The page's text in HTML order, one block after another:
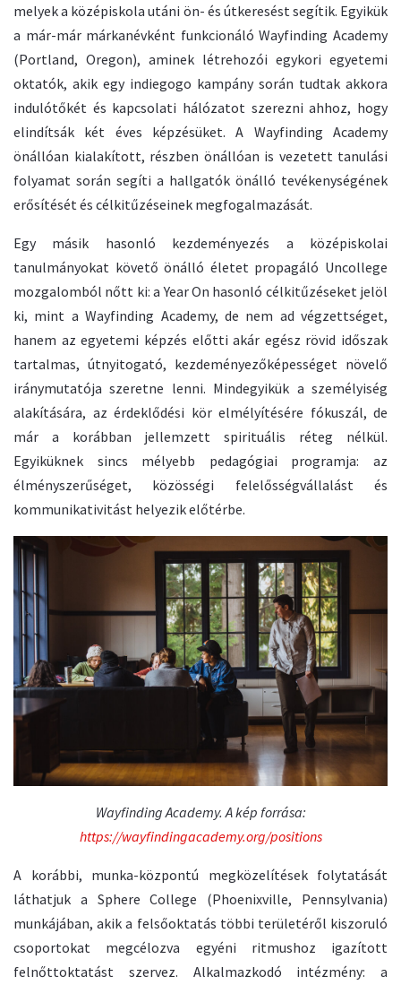
melyek a középiskola utáni ön- és útkeresést segítik. Egyikük
a már-már márkanévként funkcionáló Wayfinding Academy
(Portland, Oregon), aminek létrehozói egykori egyetemi
oktatók, akik egy indiegogo kampány során tudtak akkora
indulótőkét és kapcsolati hálózatot szerezni ahhoz, hogy
elindítsák két éves képzésüket. A Wayfinding Academy
önállóan kialakított, részben önállóan is vezetett tanulási
folyamat során segíti a hallgatók önálló tevékenységének
erősítését és célkitűzéseinek megfogalmazását.
Egy másik hasonló kezdeményezés a középiskolai
tanulmányokat követő önálló életet propagáló Uncollege
mozgalomból nőtt ki: a Year On hasonló célkitűzéseket jelöl
ki, mint a Wayfinding Academy, de nem ad végzettséget,
hanem az egyetemi képzés előtti akár egész rövid időszak
tartalmas, útnyitogató, kezdeményezőképességet növelő
iránymutatója szeretne lenni. Mindegyikük a személyiség
alakítására, az érdeklődési kör elmélyítésére fókuszál, de
már a korábban jellemzett spirituális réteg nélkül.
Egyiküknek sincs mélyebb pedagógiai programja: az
élményszerűséget, közösségi felelősségvállalást és
kommunikativitást helyezik előtérbe.
Wayfinding Academy. A kép forrása:
https://wayfindingacademy.org/positions
A korábbi, munka-központú megközelítések folytatását
láthatjuk a Sphere College (Phoenixville, Pennsylvania)
munkájában, akik a felsőoktatás többi területéről kiszoruló
csoportokat megcélozva egyéni ritmushoz igazított
felnőttoktatást szervez. Alkalmazkodó intézmény: a